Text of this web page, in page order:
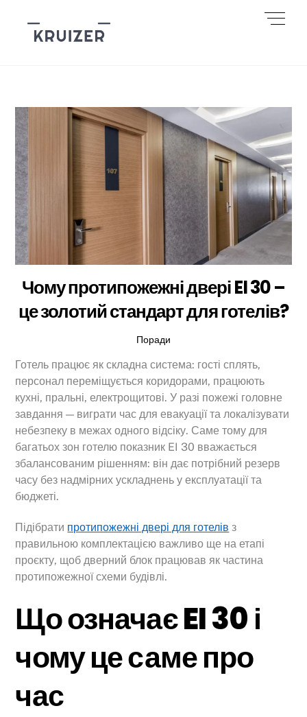
content
Чому протипожежні двері EI 30 –
це золотий стандарт для готелів?
Поради
Готель працює як складна система: гості сплять,
персонал переміщується коридорами, працюють
кухні, пральні, електрощитові. У разі пожежі головне
завдання — виграти час для евакуації та локалізувати
небезпеку в межах одного відсіку. Саме тому для
багатьох зон готелю показник EI 30 вважається
збалансованим рішенням: він дає потрібний резерв
часу без надмірних ускладнень у експлуатації та
бюджеті.
Підібрати протипожежні двері для готелів з
правильною комплектацією важливо ще на етапі
проєкту, щоб дверний блок працював як частина
протипожежної схеми будівлі.
Що означає EI 30 і
чому це саме про
час